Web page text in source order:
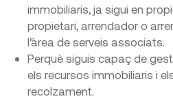
immobiliaris, ja sigui en
propietari, arrendador o
l’àrea de serveis associats.
Perquè siguis capaç de
els recursos immobiliaris i
recolzament.